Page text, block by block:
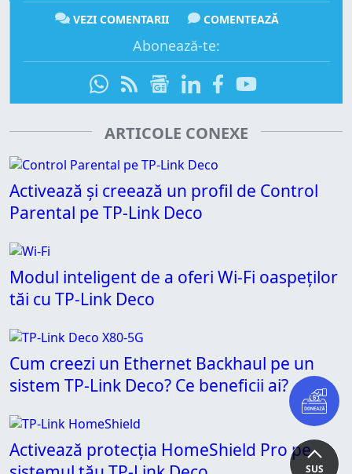
SUS
VEZI COMENTARII COMENTEAZĂ
Abonează-te:
ARTICOLE CONEXE
Activează și creează un profil de Control
Parental pe TP-Link Deco
Modul inteligent de a oferi Wi-Fi oaspeților
tăi cu TP-Link Deco
Cum creezi un Ethernet Backhaul pe un
sistem TP-Link Deco? Ce beneficii ai?
Activează protecția HomeShield Pro pe